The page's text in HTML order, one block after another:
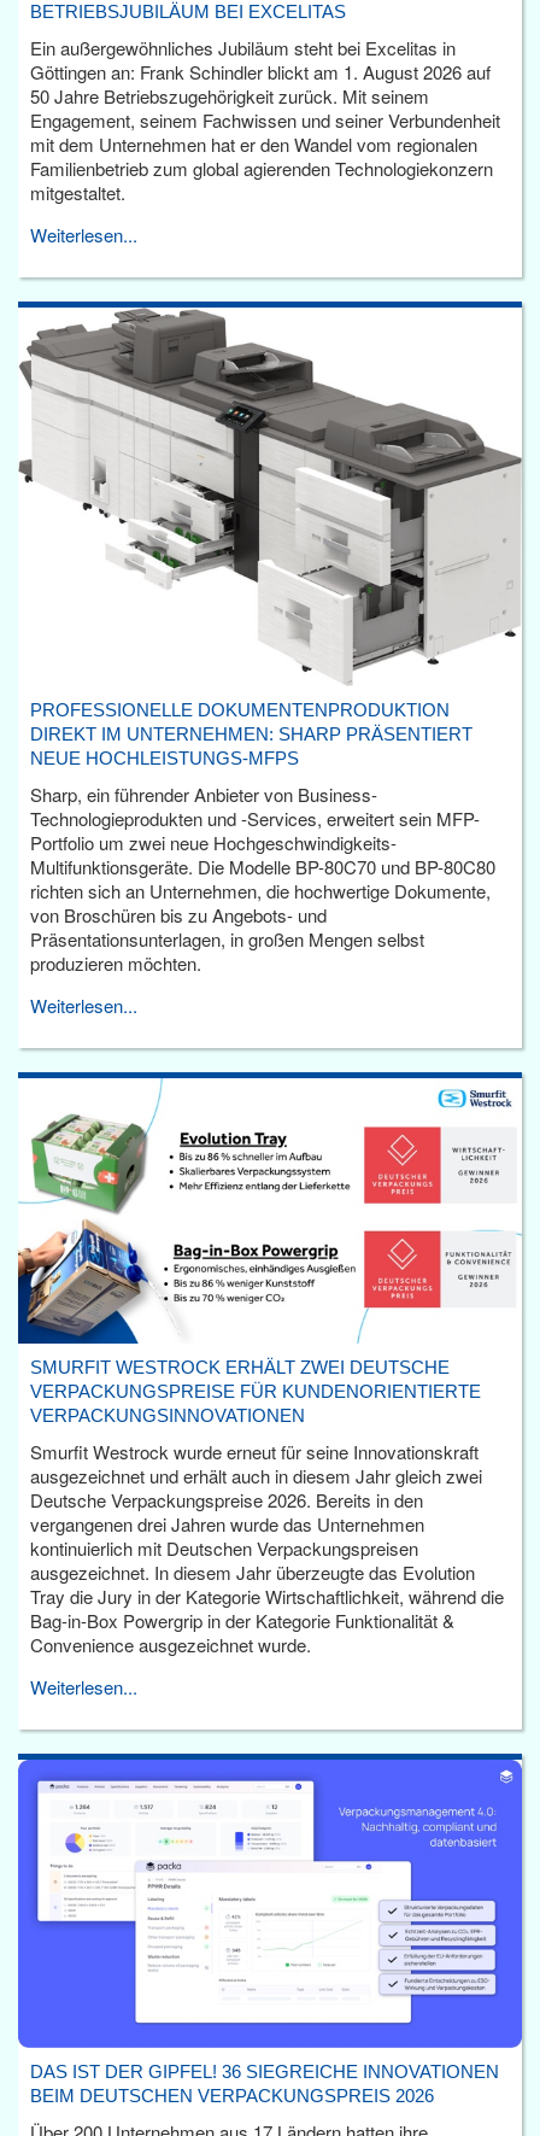
BETRIEBSJUBILÄUM BEI EXCELITAS
Ein außergewöhnliches Jubiläum steht bei Excelitas in
Göttingen an: Frank Schindler blickt am 1. August 2026 auf
50 Jahre Betriebszugehörigkeit zurück. Mit seinem
Engagement, seinem Fachwissen und seiner Verbundenheit
mit dem Unternehmen hat er den Wandel vom regionalen
Familienbetrieb zum global agierenden Technologiekonzern
mitgestaltet.
Weiterlesen...
PROFESSIONELLE DOKUMENTENPRODUKTION
DIREKT IM UNTERNEHMEN: SHARP PRÄSENTIERT
NEUE HOCHLEISTUNGS-MFPS
Sharp, ein führender Anbieter von Business-
Technologieprodukten und -Services, erweitert sein MFP-
Portfolio um zwei neue Hochgeschwindigkeits-
Multifunktionsgeräte. Die Modelle BP-80C70 und BP-80C80
richten sich an Unternehmen, die hochwertige Dokumente,
von Broschüren bis zu Angebots- und
Präsentationsunterlagen, in großen Mengen selbst
produzieren möchten.
Weiterlesen...
SMURFIT WESTROCK ERHÄLT ZWEI DEUTSCHE
VERPACKUNGSPREISE FÜR KUNDENORIENTIERTE
VERPACKUNGSINNOVATIONEN
Smurfit Westrock wurde erneut für seine Innovationskraft
ausgezeichnet und erhält auch in diesem Jahr gleich zwei
Deutsche Verpackungspreise 2026. Bereits in den
vergangenen drei Jahren wurde das Unternehmen
kontinuierlich mit Deutschen Verpackungspreisen
ausgezeichnet. In diesem Jahr überzeugte das Evolution
Tray die Jury in der Kategorie Wirtschaftlichkeit, während die
Bag-in-Box Powergrip in der Kategorie Funktionalität &
Convenience ausgezeichnet wurde.
Weiterlesen...
DAS IST DER GIPFEL! 36 SIEGREICHE INNOVATIONEN
BEIM DEUTSCHEN VERPACKUNGSPREIS 2026